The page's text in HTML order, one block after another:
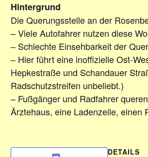
Hintergrund
Die Querungsstelle an der
– Viele Autofahrer nutzen diese
– Schlechte Einsehbarkeit der
– Hier führt eine inoffizielle Ost-
Hepkestraße und Schandauer
Radschutzstreifen unbeliebt.)
– Fußgänger und Radfahrer
Ärztehaus, eine Ladenzeile, einen
DETAILS